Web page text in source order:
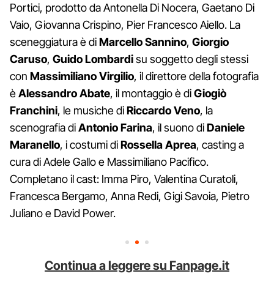
Portici, prodotto da Antonella Di Nocera, Gaetano Di
Vaio, Giovanna Crispino, Pier Francesco Aiello. La
sceneggiatura è diMarcello Sannino, Giorgio
Caruso, Guido Lombardisu soggetto degli stessi
con Massimiliano Virgilio, il direttore della fotografia
èAlessandro Abate, il montaggio è diGiogiò
Franchini, le musiche diRiccardo Veno, la
scenografia diAntonio Farina, il suono diDaniele
Maranello, i costumi diRossella Aprea, casting a
cura di Adele Gallo e Massimiliano Pacifico.
Completano il cast: Imma Piro, Valentina Curatoli,
Francesca Bergamo, Anna Redi, Gigi Savoia, Pietro
Juliano e David Power.
Continua a leggere su Fanpage.it